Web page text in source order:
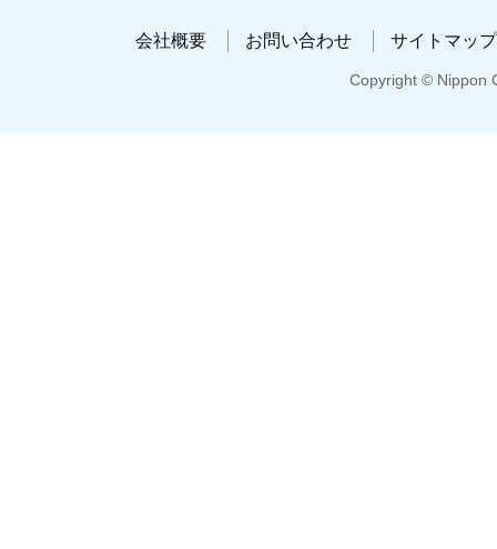
会社概要 お問い合わせ サイトマップ
Copyright © Nippon